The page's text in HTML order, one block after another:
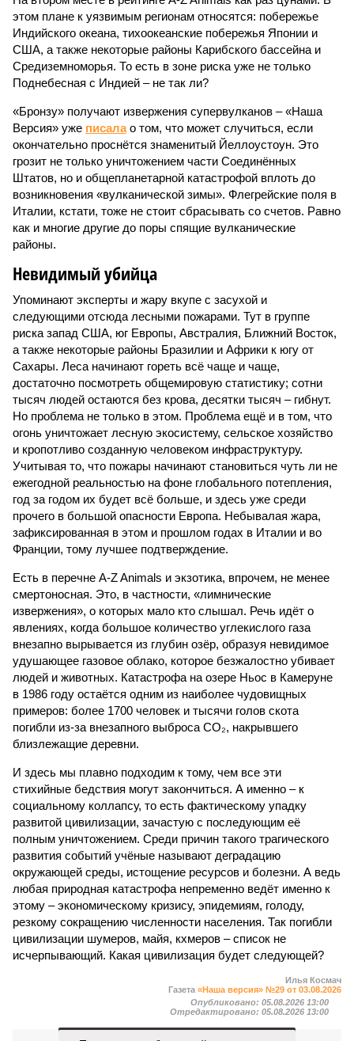
этом плане к уязвимым регионам относятся: побережье
Индийского океана, тихо­океанские побережья Японии и
США, а также некоторые районы Карибского бассейна и
Средиземноморья. То есть в зоне риска уже не только
Поднебесная с Индией – не так ли?
«Бронзу» получают извержения супервулканов – «Наша
Версия» уже писалао том, что может случиться, если
окончательно проснётся знаменитый Йеллоустоун. Это
грозит не только уничтожением части Соединённых
Штатов, но и общепланетарной катастрофой вплоть до
возникновения «вулканической зимы». Флегрейские поля в
Италии, кстати, тоже не стоит сбрасывать со счетов. Равно
как и многие другие до поры спящие вулканические
районы.
Невидимый убийца
Упоминают эксперты и жару вкупе с засухой и
следующими отсюда лесными пожарами. Тут в группе
риска запад США, юг Европы, Австралия, Ближний Восток,
а также некоторые районы Бразилии и Африки к югу от
Сахары. Леса начинают гореть всё чаще и чаще,
достаточно посмотреть общемировую статистику; сотни
тысяч людей остаются без крова, десятки тысяч – гибнут.
Но проблема не только в этом. Проблема ещё и в том, что
огонь уничтожает лесную экосистему, сельское хозяйство
и кропотливо созданную человеком инфраструктуру.
Учитывая то, что пожары начинают становиться чуть ли не
ежегодной реальностью на фоне глобального потепления,
год за годом их будет всё больше, и здесь уже среди
прочего в большой опасности Европа. Небывалая жара,
зафиксированная в этом и прошлом годах в Италии и во
Франции, тому лучшее подтверждение.
Есть в перечне A-Z Animals и экзотика, впрочем, не менее
смертоносная. Это, в частности, «лимнические
извержения», о которых мало кто слышал. Речь идёт о
явлениях, когда большое количество углекислого газа
внезапно вырывается из глубин озёр, образуя невидимое
удушающее газовое облако, которое безжалостно убивает
людей и животных. Катастрофа на озере Ньос в Камеруне
в 1986 году остаётся одним из наиболее чудовищных
примеров: более 1700 человек и тысячи голов скота
погибли из-за внезапного выброса CO₂, накрывшего
близлежащие деревни.
И здесь мы плавно подходим к тому, чем все эти
стихийные бедствия могут закончиться. А именно – к
социальному коллапсу, то есть фактическому упадку
развитой цивилизации, зачастую с последующим её
полным уничтожением. Среди причин такого трагического
развития событий учёные называют деградацию
окружающей среды, истощение ресурсов и болезни. А ведь
любая природная катастрофа непременно ведёт именно к
этому – экономическому кризису, эпидемиям, голоду,
резкому сокращению численности населения. Так погибли
цивилизации шумеров, майя, кхмеров – список не
исчерпывающий. Какая цивилизация будет следующей?
Илья Космач
Газета «Наша версия» №29 от 03.08.2026
Опубликовано: 05.08.2026 13:00
Отредактировано: 05.08.2026 13:00